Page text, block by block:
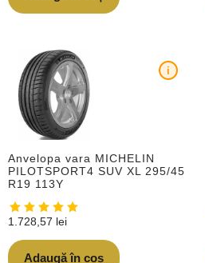
Anvelopa vara MICHELIN
PILOTSPORT4 SUV XL 295/45
R19 113Y
i
1.728,57 lei
Adaugă în coș